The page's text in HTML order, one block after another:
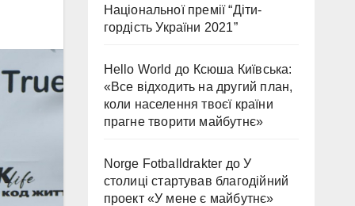
Національної премії “Діти-
гордість України 2021”
Hello World до Ксюша Київська:
«Все відходить на другий план,
коли населення твоєї країни
прагне творити майбутнє»
Norge Fotballdrakter доУ
столиці стартував благодійний
проект «У мене є майбутнє»